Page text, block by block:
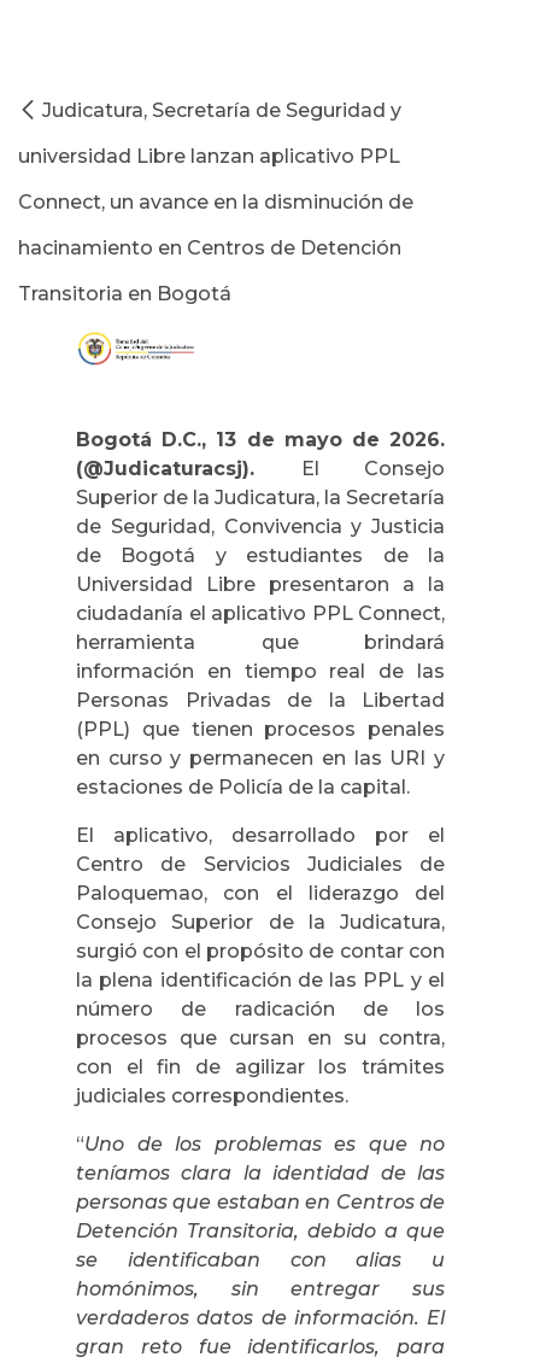
Judicatura, Secretaría de Seguridad y
universidad Libre lanzan aplicativo PPL
Connect, un avance en la disminución de
hacinamiento en Centros de Detención
Transitoria en Bogotá
Bogotá D.C., 13 de mayo de 2026.
(@Judicaturacsj).
El Consejo
Superior de la Judicatura, la Secretaría
de Seguridad, Convivencia y Justicia
de Bogotá y estudiantes de la
Universidad Libre presentaron a la
ciudadanía el aplicativo PPL Connect,
herramienta que brindará
información en tiempo real de las
Personas Privadas de la Libertad
(PPL) que tienen procesos penales
en curso y permanecen en las URI y
estaciones de Policía de la capital.
El aplicativo, desarrollado por el
Centro de Servicios Judiciales de
Paloquemao, con el liderazgo del
Consejo Superior de la Judicatura,
surgió con el propósito de contar con
la plena identificación de las PPL y el
número de radicación de los
procesos que cursan en su contra,
con el fin de agilizar los trámites
judiciales correspondientes.
“Uno de los problemas es que no
teníamos clara la identidad de las
personas que estaban en Centros de
Detención Transitoria, debido a que
se identificaban con alias u
homónimos, sin entregar sus
verdaderos datos de información. El
gran reto fue identificarlos, para